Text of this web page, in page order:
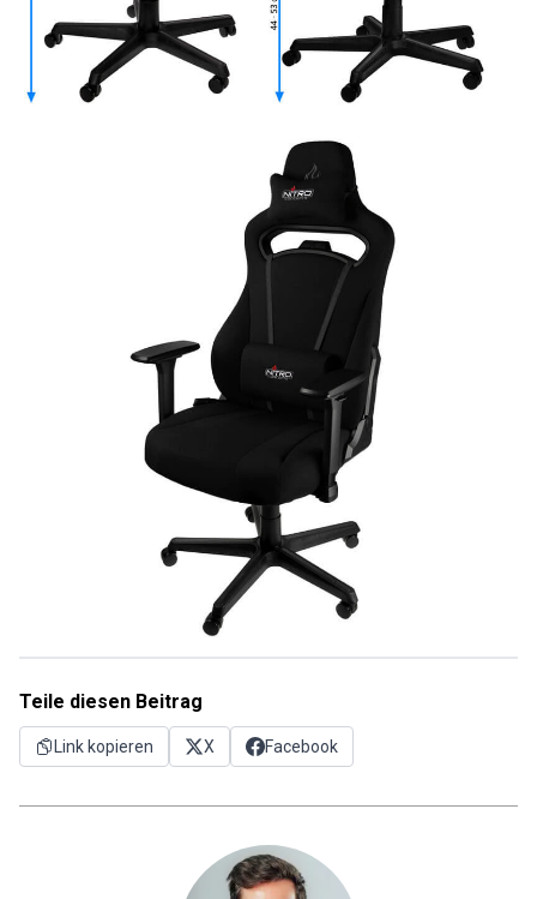
Teile diesen Beitrag
Link kopieren X Facebook